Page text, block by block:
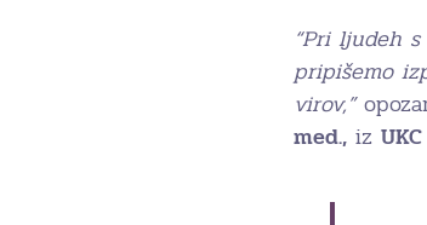
“Pri ljudeh
pripišemo
virov,”
med., iz